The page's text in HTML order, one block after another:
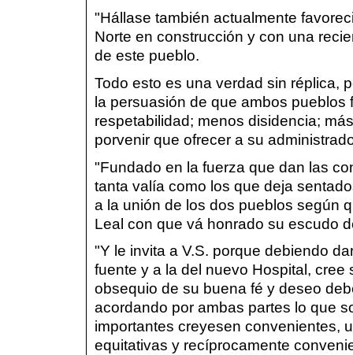
"Hállase también actualmente
Norte en construcción y con una
de este pueblo.
Todo esto es una verdad sin réplica,
la persuasión de que ambos
respetabilidad; menos disidencia;
porvenir que ofrecer a su
"Fundado en la fuerza que dan las
tanta valía como los que deja
a la unión de los dos pueblos según
Leal con que vá honrado su escudo
"Y le invita a V.S. porque debiendo
fuente y a la del nuevo Hospital,
obsequio de su buena fé y deseo
acordando por ambas partes lo que
importantes creyesen convenientes,
equitativas y recíprocamente